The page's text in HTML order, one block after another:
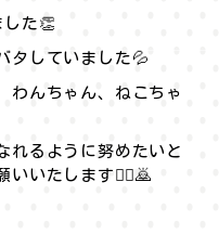
た👏
タしていました💦
わんちゃん、ねこちゃ
れるように努めたいと
いいたします🙇‍♀️🙇